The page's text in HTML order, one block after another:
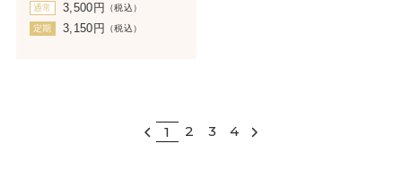
通常 3,500 円 （税込）
定期 3,150 円 （税込）
1 2 3 4